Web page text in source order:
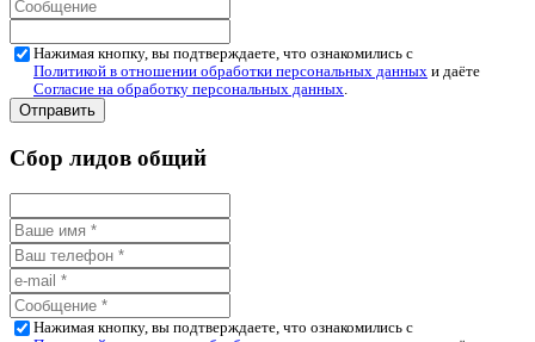
Нажимая кнопку, вы подтверждаете, что ознакомились с
Политикой в отношении обработки персональных данных и даёте
Согласие на обработку персональных данных
Сбор лидов общий
Нажимая кнопку, вы подтверждаете, что ознакомились с